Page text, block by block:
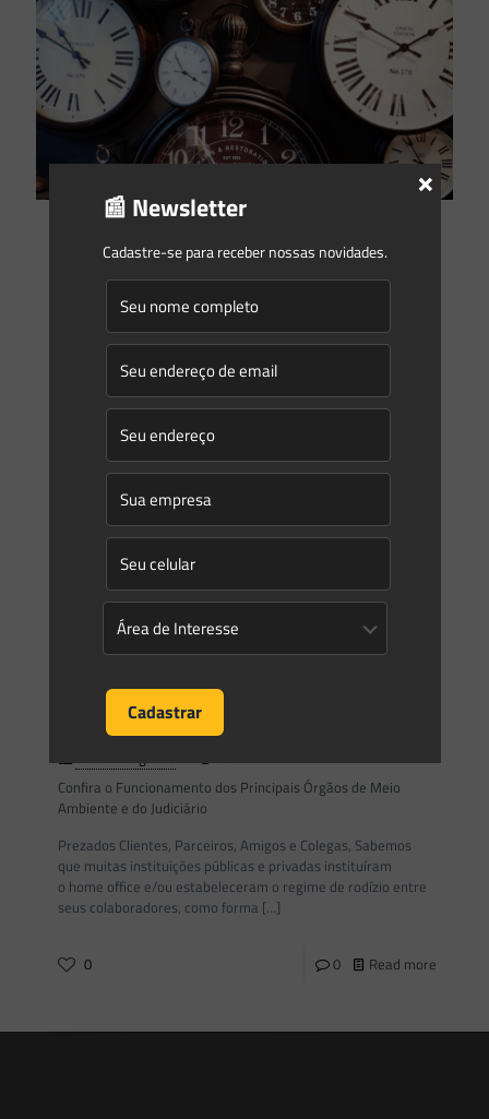
Todos são iguais perante a lei? Aplicação do Código Florestal
de 2012 às situações anteriores a ele
O Código Florestal brasileiro entrou em vigor em 2012,
revogando a lei anterior, o Código Florestal de 1965. A nova
lei trouxe diversas disposições que afetaram
Read more
Saes Advogadoson
STF decidiu: dano ambiental é imprescritível. O que muda na
prática?
ao Tema n. 999 de repercussão geral no STF. Firmou-se a
tese da Imprescritibilidade da pretensão de reparação
Saes Advogadoson
19/03/2020
Confira o Funcionamento dos Principais Órgãos de Meio
Ambiente e do Judiciário
Prezados Clientes, Parceiros, Amigos e Colegas, Sabemos
que muitas instituições públicas e privadas instituíram
o home office e/ou estabeleceram o regime de rodízio entre
seus colaboradores, como forma […]
0 0 Read more
📰 Newsletter
Cadastre-se para receber nossas novidades.
×